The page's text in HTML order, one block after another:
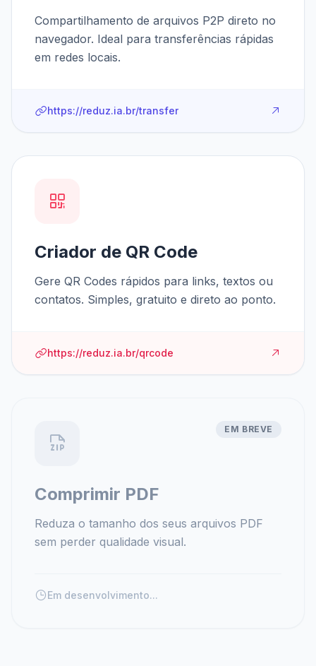
Compartilhamento de arquivos P2P direto no
navegador. Ideal para transferências rápidas
em redes locais.
https://reduz.ia.br/transfer
Criador de QR Code
Gere QR Codes rápidos para links, textos ou
contatos. Simples, gratuito e direto ao ponto.
https://reduz.ia.br/qrcode
EM BREVE
Comprimir PDF
Reduza o tamanho dos seus arquivos PDF
sem perder qualidade visual.
Em desenvolvimento...